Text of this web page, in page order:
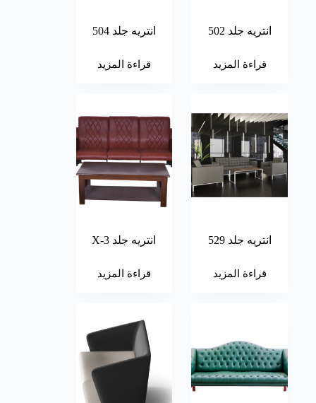
انتريه جلد 502
قراءة المزيد
انتريه جلد 504
قراءة المزيد
انتريه جلد 529
قراءة المزيد
انتريه جلد X-3
قراءة المزيد